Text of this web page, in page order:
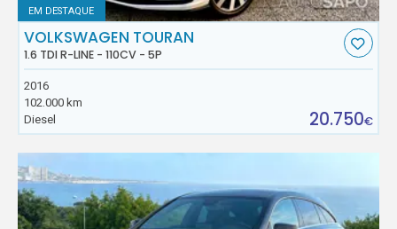
EM DESTAQUE
VOLKSWAGEN TOURAN
1.6 TDI R-LINE - 110CV - 5P
2016
102.000 km
Diesel
20.750€